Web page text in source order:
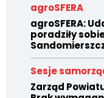
agroSFERA
agroSFERA:
poradziły
Sesje
Zarząd